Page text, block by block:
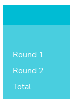
Round 1
Round 2
Total